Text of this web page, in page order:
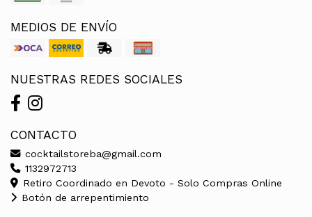
MEDIOS DE ENVÍO
NUESTRAS REDES SOCIALES
CONTACTO
cocktailstoreba@gmail.com
1132972713
Retiro Coordinado en Devoto - Solo Compras Online
Botón de arrepentimiento